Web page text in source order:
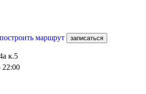
построить маршрут записаться
к.5
22:00